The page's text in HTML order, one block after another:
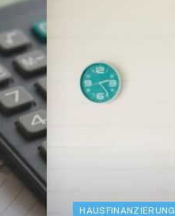
HAUSFINANZIERUNG